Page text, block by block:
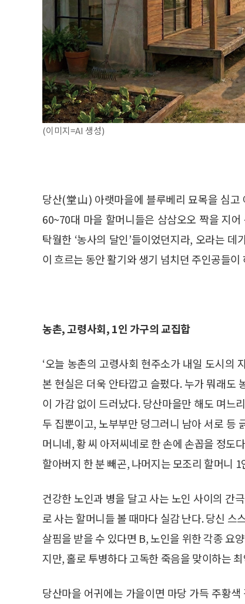
(이미지=AI 생성)
당산(堂山) 아랫마을에 블루베리 묘목을 심고
60~70대 마을 할머니들은 삼삼오오 짝을 지
탁월한 ‘농사의 달인’들이었던지라, 오라는
이 흐르는 동안 활기와 생기 넘치던 주인공들
농촌, 고령사회, 1인 가구의 교집합
‘오늘 농촌의 고령사회 현주소가 내일 도시의
본 현실은 더욱 안타깝고 슬펐다. 누가 뭐래도
이 가감 없이 드러났다. 당산마을만 해도 며느
두 집뿐이고, 노부부만 덩그러니 남아 서로 등
머니네, 황 씨 아저씨네로 한 손에 손꼽을 정도
할아버지 한 분 빼곤, 나머지는 모조리 할머니 1
건강한 노인과 병을 달고 사는 노인 사이의 간
로 사는 할머니들 볼 때마다 실감 난다. 당신 스
살핌을 받을 수 있다면 B, 노인을 위한 각종 요
지만, 홀로 투병하다 고독한 죽음을 맞이하는
당산마을 어귀에는 가을이면 마당 가득 주황